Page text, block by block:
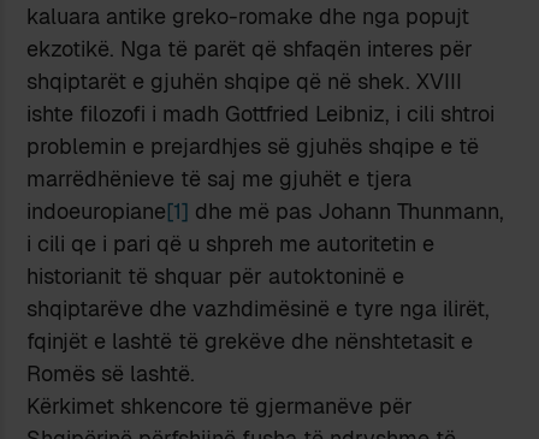
kaluara antike greko-romake dhe nga popujt
ekzotikë. Nga të parët që shfaqën interes për
shqiptarët e gjuhën shqipe që në shek. XVIII
ishte filozofi i madh Gottfried Leibniz, i cili shtroi
problemin e prejardhjes së gjuhës shqipe e të
marrëdhënieve të saj me gjuhët e tjera
indoeuropiane[1] dhe më pas Johann Thunmann,
i cili qe i pari që u shpreh me autoritetin e
historianit të shquar për autoktoninë e
shqiptarëve dhe vazhdimësinë e tyre nga ilirët,
fqinjët e lashtë të grekëve dhe nënshtetasit e
Romës së lashtë.
Kërkimet shkencore të gjermanëve për